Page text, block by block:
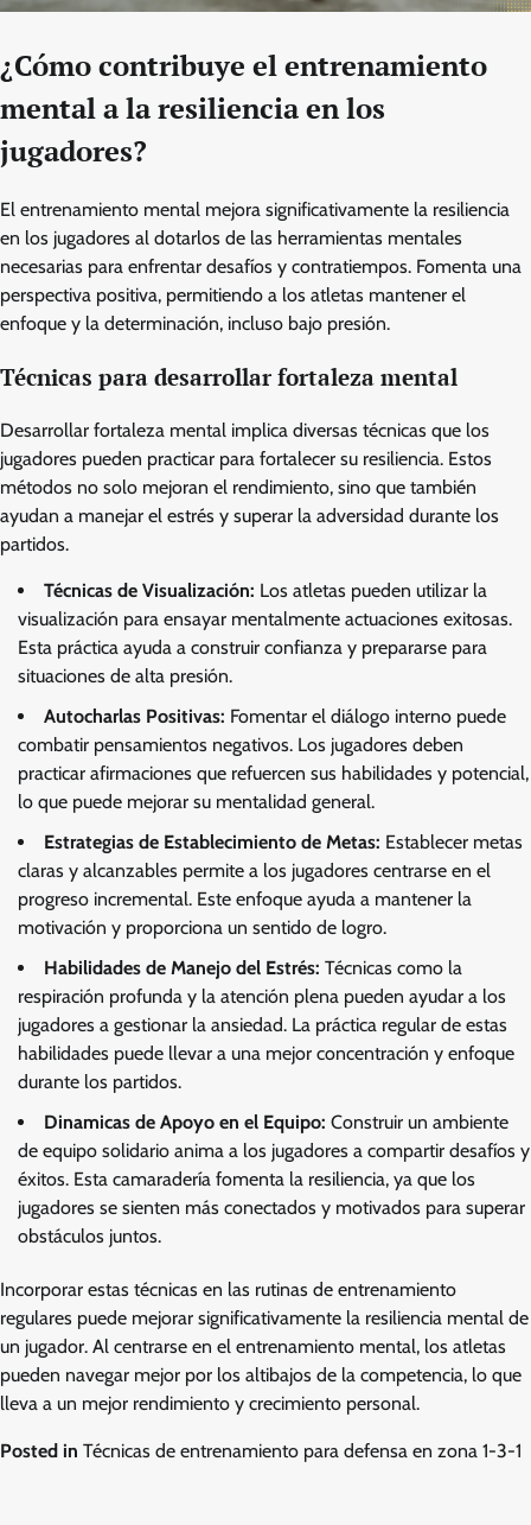
¿Cómo contribuye el entrenamiento
mental a la resiliencia en los
jugadores?
El entrenamiento mental mejora significativamente la resiliencia
en los jugadores al dotarlos de las herramientas mentales
necesarias para enfrentar desafíos y contratiempos. Fomenta una
perspectiva positiva, permitiendo a los atletas mantener el
enfoque y la determinación, incluso bajo presión.
Técnicas para desarrollar fortaleza mental
Desarrollar fortaleza mental implica diversas técnicas que los
jugadores pueden practicar para fortalecer su resiliencia. Estos
métodos no solo mejoran el rendimiento, sino que también
ayudan a manejar el estrés y superar la adversidad durante los
partidos.
Técnicas de Visualización: Los atletas pueden utilizar la
visualización para ensayar mentalmente actuaciones exitosas.
Esta práctica ayuda a construir confianza y prepararse para
situaciones de alta presión.
Autocharlas Positivas: Fomentar el diálogo interno puede
combatir pensamientos negativos. Los jugadores deben
practicar afirmaciones que refuercen sus habilidades y potencial,
lo que puede mejorar su mentalidad general.
Estrategias de Establecimiento de Metas: Establecer metas
claras y alcanzables permite a los jugadores centrarse en el
progreso incremental. Este enfoque ayuda a mantener la
motivación y proporciona un sentido de logro.
Habilidades de Manejo del Estrés: Técnicas como la
respiración profunda y la atención plena pueden ayudar a los
jugadores a gestionar la ansiedad. La práctica regular de estas
habilidades puede llevar a una mejor concentración y enfoque
durante los partidos.
Dinamicas de Apoyo en el Equipo: Construir un ambiente
de equipo solidario anima a los jugadores a compartir desafíos y
éxitos. Esta camaradería fomenta la resiliencia, ya que los
jugadores se sienten más conectados y motivados para superar
obstáculos juntos.
Incorporar estas técnicas en las rutinas de entrenamiento
regulares puede mejorar significativamente la resiliencia mental de
un jugador. Al centrarse en el entrenamiento mental, los atletas
pueden navegar mejor por los altibajos de la competencia, lo que
lleva a un mejor rendimiento y crecimiento personal.
Posted in Técnicas de entrenamiento para defensa en zona 1-3-1